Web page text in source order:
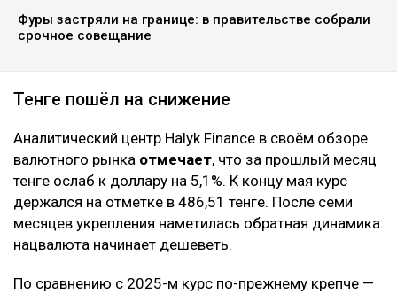
Фуры застряли на границе: в правительстве собрали
срочное совещание
Тенге пошёл на снижение
Аналитический центр Halyk Finance в своём обзоре
валютного рынка отмечает, что за прошлый месяц
тенге ослаб к доллару на 5,1%. К концу мая курс
держался на отметке в 486,51 тенге. После семи
месяцев укрепления наметилась обратная динамика:
нацвалюта начинает дешеветь.
По сравнению с 2025-м курс по-прежнему крепче —